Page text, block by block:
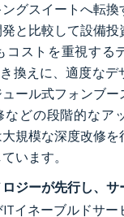
グスイートへ転
と比較して設備投
コストを重視する
換えに、適度なデ
ール式フォンブー
などの段階的なア
規模な深度改修
います。
ジーが先行し、サ
イネーブルドサー